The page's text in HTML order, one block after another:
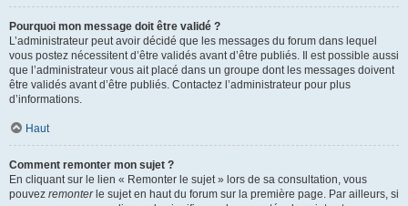
Pourquoi mon message doit être validé ?
L’administrateur peut avoir décidé que les messages du forum dans lequel
vous postez nécessitent d’être validés avant d’être publiés. Il est possible aussi
que l’administrateur vous ait placé dans un groupe dont les messages doivent
être validés avant d’être publiés. Contactez l’administrateur pour plus
d’informations.
Haut
Comment remonter mon sujet ?
En cliquant sur le lien « Remonter le sujet » lors de sa consultation, vous
pouvez remonterle sujet en haut du forum sur la première page. Par ailleurs, si